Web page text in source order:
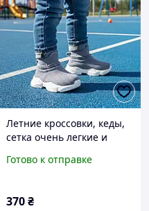
Летние кроссовки, кеды,
сетка очень легкие и
Размер: 19-20
Готово к отправке
370₴